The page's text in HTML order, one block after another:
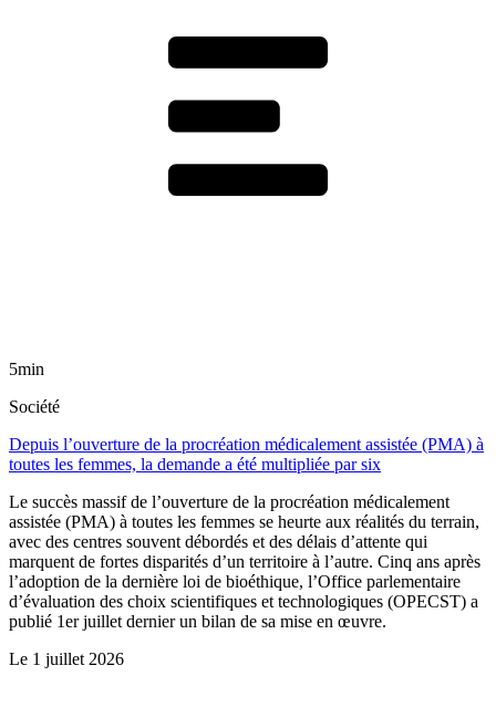
5min
Société
Depuis l’ouverture de la procréation médicalement assistée (PMA) à
toutes les femmes, la demande a été multipliée par six
Le succès massif de l’ouverture de la procréation médicalement
assistée (PMA) à toutes les femmes se heurte aux réalités du terrain,
avec des centres souvent débordés et des délais d’attente qui
marquent de fortes disparités d’un territoire à l’autre. Cinq ans après
l’adoption de la dernière loi de bioéthique, l’Office parlementaire
d’évaluation des choix scientifiques et technologiques (OPECST) a
publié 1er juillet dernier un bilan de sa mise en œuvre.
Le 1 juillet 2026